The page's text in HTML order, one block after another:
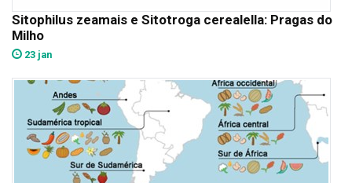
Sitophilus zeamais e Sitotroga cerealella: Pragas do
Milho
23 jan